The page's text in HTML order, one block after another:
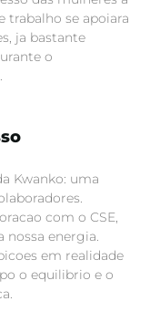
trabalho se apoiara
ja bastante
o
Kwanko: uma
com o CSE,
nossa energia.
em realidade
o equilibrio e o